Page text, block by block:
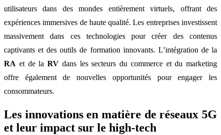
utilisateurs dans des mondes entièrement virtuels, offrant des
expériences immersives de haute qualité. Les entreprises investissent
massivement dans ces technologies pour créer des contenus
captivants et des outils de formation innovants. L’intégration de la
RA et de la RV dans les secteurs du commerce et du marketing
offre également de nouvelles opportunités pour engager les
consommateurs.
Les innovations en matière de réseaux 5G
et leur impact sur le high-tech